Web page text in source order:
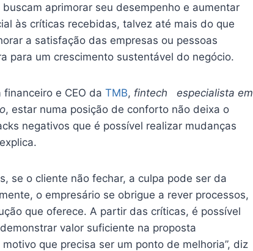
buscam aprimorar seu desempenho e aumentar
às críticas recebidas, talvez até mais do que
a satisfação das empresas ou pessoas
para um crescimento sustentável do negócio.
e CEO da TMB, fintech especialista em
, estar numa posição de conforto não deixa o
negativos que é possível realizar mudanças
se o cliente não fechar, a culpa pode ser da
o empresário se obrigue a rever processos,
que oferece. A partir das críticas, é possível
valor suficiente na proposta
que precisa ser um ponto de melhoria”, diz